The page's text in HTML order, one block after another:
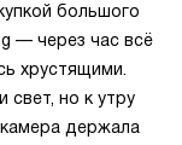
большого
— через час всё
хрустящими.
свет, но к утру
держала